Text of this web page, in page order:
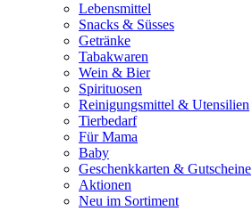
Lebensmittel
Snacks & Süsses
Getränke
Tabakwaren
Wein & Bier
Spirituosen
Reinigungsmittel & Utensilien
Tierbedarf
Für Mama
Baby
Geschenkkarten & Gutscheine
Aktionen
Neu im Sortiment